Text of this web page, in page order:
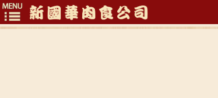
Toggle